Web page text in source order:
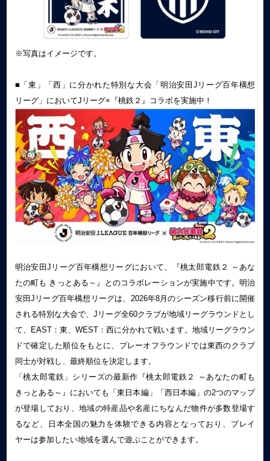
※写真はイメージです。
■「東」「西」に分かれた特別な大会「明治安田Jリーグ百年構想
リーグ」においてJリーグ×『桃鉄２』コラボを実施中！
明治安田Jリーグ百年構想リーグにおいて、『桃太郎電鉄２ ～あな
たの町も きっとある～』とのコラボレーションが実施中です。明治
安田Jリーグ百年構想リーグは、2026年8月のシーズン移行前に開催
される特別な大会で、Jリーグ全60クラブが地域リーグラウンドとし
て、EAST：東、WEST：西に分かれて戦います。地域リーグラウン
ドで確定した順位をもとに、プレーオフラウンドでは東西のクラブ
同士が対戦し、最終順位を決定します。
「桃太郎電鉄」シリーズの最新作『桃太郎電鉄２ ～あなたの町も
きっとある～』においても「東日本編」「西日本編」の2つのマップ
が登場しており、地域の特産品や名産にちなんだ物件が多数登場す
るなど、日本全国の魅力を体験できる内容となっており、プレイ
ヤーは参加したい地域を選んで遊ぶことができます。